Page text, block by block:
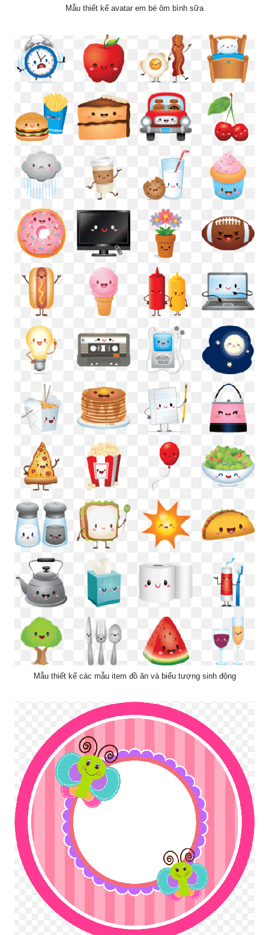
Mẫu thiết kế avatar em bé ôm bình sữa
Mẫu thiết kế các mẫu item đồ ăn và biểu tượng sinh động